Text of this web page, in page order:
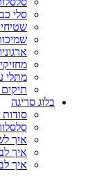
סלי
מתלי
תיקים
בלוג סריגה
איך
איך
איך